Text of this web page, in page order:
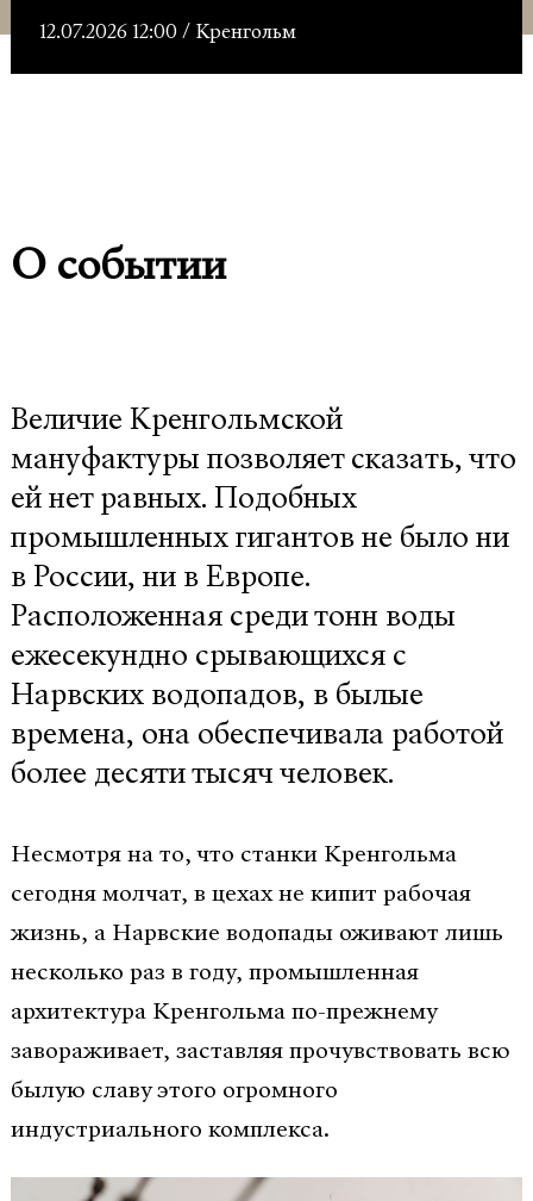
гиганта (EST)
12.07.2026 12:00 / Кренгольм
О событии
Величие Кренгольмской
мануфактуры позволяет сказать, что
ей нет равных. Подобных
промышленных гигантов не было ни
в России, ни в Европе.
Расположенная среди тонн воды
ежесекундно срывающихся с
Нарвских водопадов, в былые
времена, она обеспечивала работой
более десяти тысяч человек.
Несмотря на то, что станки Кренгольма
сегодня молчат, в цехах не кипит рабочая
жизнь, а Нарвские водопады оживают лишь
несколько раз в году, промышленная
архитектура Кренгольма по-прежнему
завораживает, заставляя прочувствовать всю
былую славу этого огромного
индустриального комплекса.